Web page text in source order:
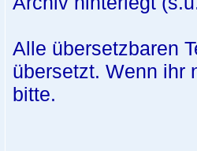
Alle übersetzbaren
übersetzt. Wenn ihr
bitte.